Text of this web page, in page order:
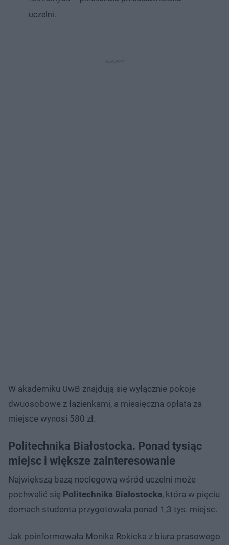
uczelni.
W akademiku UwB znajdują się wyłącznie pokoje
dwuosobowe z łazienkami, a miesięczna opłata za
miejsce wynosi 580 zł.
Politechnika Białostocka. Ponad tysiąc
miejsc i większe zainteresowanie
Największą bazą noclegową wśród uczelni może
pochwalić się Politechnika Białostocka, która w pięciu
domach studenta przygotowała ponad 1,3 tys. miejsc.
Jak poinformowała Monika Rokicka z biura prasowego